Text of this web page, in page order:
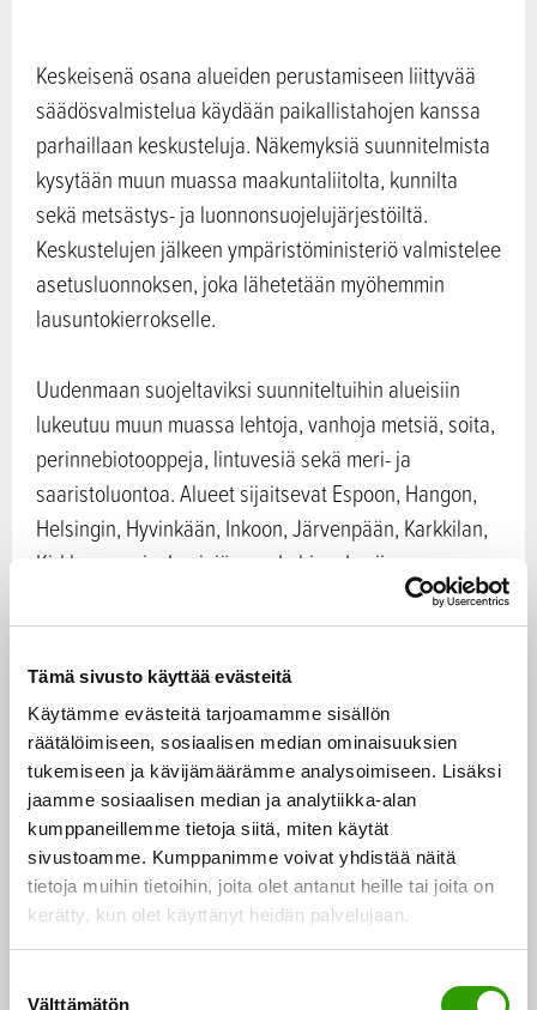
Tämä sivusto käyttää evästeitä
Käytämme evästeitä tarjoamamme sisällön
räätälöimiseen, sosiaalisen median ominaisuuksien
tukemiseen ja kävijämäärämme analysoimiseen. Lisäksi
jaamme sosiaalisen median ja analytiikka-alan
kumppaneillemme tietoja siitä, miten käytät
sivustoamme. Kumppanimme voivat yhdistää näitä
tietoja muihin tietoihin, joita olet antanut heille tai joita on
kerätty, kun olet käyttänyt heidän palvelujaan.
Välttämätön
Keskeisenä osana alueiden perustamiseen liittyvää
säädösvalmistelua käydään paikallistahojen kanssa
parhaillaan keskusteluja. Näkemyksiä suunnitelmista
kysytään muun muassa maakuntaliitolta, kunnilta
sekä metsästys- ja luonnonsuojelujärjestöiltä.
Keskustelujen jälkeen ympäristöministeriö valmistelee
asetusluonnoksen, joka lähetetään myöhemmin
lausuntokierrokselle.
Uudenmaan suojeltaviksi suunniteltuihin alueisiin
lukeutuu muun muassa lehtoja, vanhoja metsiä, soita,
perinnebiotooppeja, lintuvesiä sekä meri- ja
saaristoluontoa. Alueet sijaitsevat Espoon, Hangon,
Helsingin, Hyvinkään, Inkoon, Järvenpään, Karkkilan,
Kirkkonummin, Lapinjärven, Lohjan, Loviisan,
Myrskylän, Mäntsälän, Nurmijärven, Pornaisen,
Porvoon, Pukkilan, Raaseporin, Sipoon, Siuntion,
Tuusulan, Vantaan ja Vihdin kuntien ja kaupunkien
alueilla.
Luonnonsuojeluun osoitettujen alueiden käyttöä
määrittää luonnonsuojelulaki. Laki vaikuttaa
esimerkiksi alueiden matkailu-, virkistys-, kalastus- ja
metsästyskäyttöön. Luonnonsuojelualueilla on
yleisenä tavoitteena säilyttää alueet luonnontilassa ja
vapaina ihmisen aiheuttamilta häiriöiltä. Jokamiehen
oikeuksia ei alueilla kuitenkaan ole yleensä tarpeen